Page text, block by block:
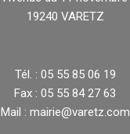
19240 VARETZ
Tél. : 05 55 85 06 19
Fax : 05 55 84 27 63
Mail : mairie@varetz.com